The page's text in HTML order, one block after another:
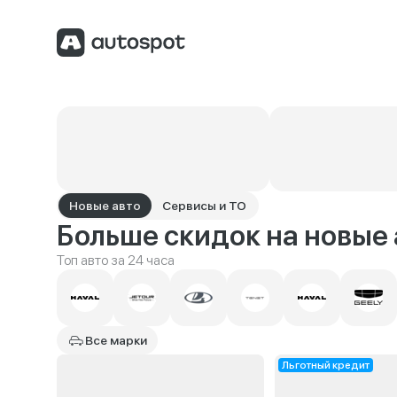
Новые авто Сервисы и ТО
Больше скидок на новые
Топ авто за 24 часа
Все марки
Льготный кредит